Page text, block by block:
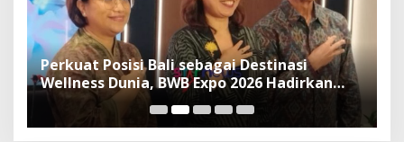
Perkuat Posisi Bali sebagai Destinasi
Wellness Dunia, BWB Expo 2026 Hadirkan
Exhibitor Nasional dan Global